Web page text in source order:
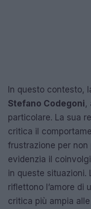
In questo contesto,
Stefano Codegoni,
particolare. La sua
critica il
frustrazione per
evidenzia il
in queste situazioni.
riflettono l’amore di
critica più ampia